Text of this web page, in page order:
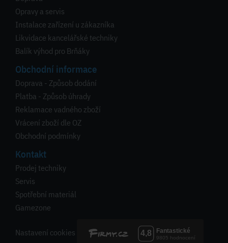
Opravy a servis
Instalace zařízení u zákazníka
Likvidace kancelářské techniky
Balík výhod pro Brňáky
Obchodní informace
Doprava - Způsob dodání
Platba - Způsob úhrady
Reklamace vadného zboží
Vrácení zboží dle OZ
Obchodní podmínky
Kontakt
Prodej techniky
Servis
Spotřební materiál
Gamezone
Nastavení cookies